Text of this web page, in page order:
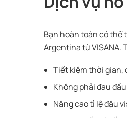
Bạn hoàn toàn có thể
Argentinatừ VISANA.
Tiết kiệm thời gian,
Không phải đau
Nâng cao tỉ lệ đậu